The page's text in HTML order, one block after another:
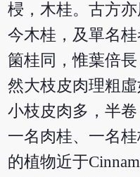
梫，木桂。古方
今木桂，及單名
箘桂同，惟葉倍長
然大枝皮肉理粗
小枝皮肉多，半卷
一名肉桂、一名
的植物近于